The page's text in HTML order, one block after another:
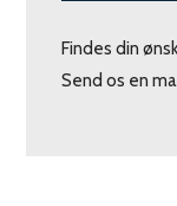
Findes din
Send os en